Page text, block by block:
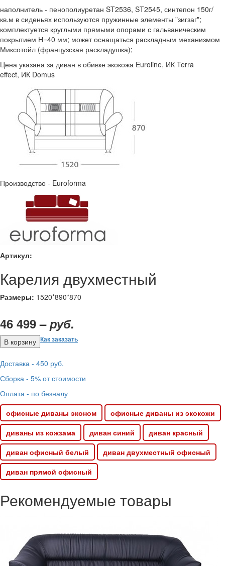
наполнитель - пенополиуретан ST2536, ST2545, синтепон 150г/
кв.м в сиденьях используются пружинные элементы "зигзаг";
комплектуется круглыми прямыми опорами с гальваническим
покрытием Н=40 мм; может оснащаться раскладным механизмом
Миксотойл (французская раскладушка);
Цена указана за диван в обивке экокожа Euroline, ИК Terra
effect, ИК Domus
Производство - Euroforma
Артикул:
Карелия двухместный
Размеры: 1520*890*870
46 499 –руб.
Как заказать
Доставка - 450 руб.
Сборка - 5% от стоимости
Оплата - по безналу
офисные диваны эконом
офисные диваны из экокожи
диваны из кожзама
диван синий
диван красный
диван офисный белый
диван двухместный офисный
диван прямой офисный
Рекомендуемые товары